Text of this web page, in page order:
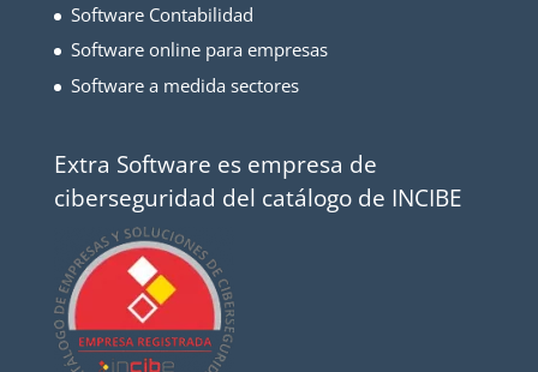
Software Contabilidad
Software online para empresas
Software a medida sectores
Extra Software es empresa de
ciberseguridad del catálogo de INCIBE